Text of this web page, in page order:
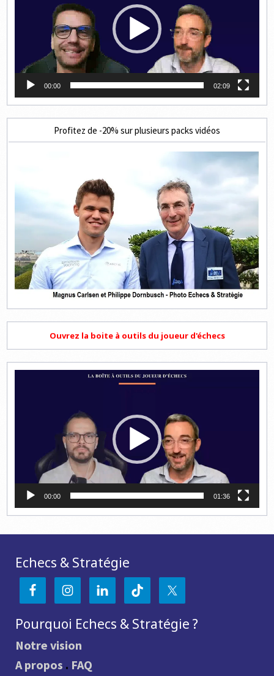
00:00 02:09
Profitez de -20% sur plusieurs packs vidéos
Ouvrez la boite à outils du joueur d'échecs
00:00 01:36
Echecs & Stratégie
Pourquoi Echecs & Stratégie ?
Notre vision
A propos . FAQ